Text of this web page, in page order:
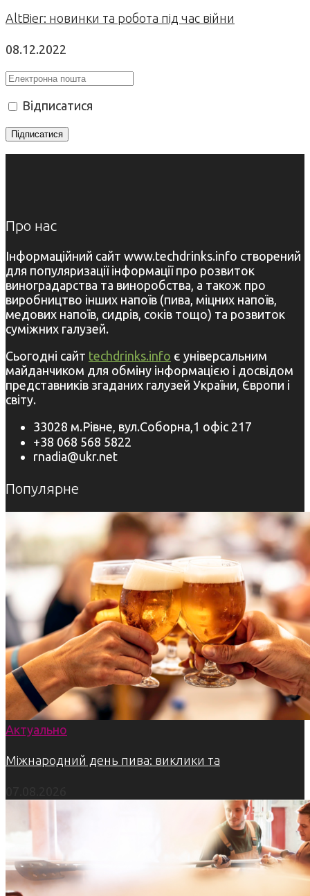
AltBier: новинки та робота під час війни
08.12.2022
Відписатися
Про нас
Інформаційний сайт www.techdrinks.info створений
для популяризації інформації про розвиток
виноградарства та виноробства, а також про
виробництво інших напоїв (пива, міцних напоїв,
медових напоїв, сидрів, соків тощо) та розвиток
суміжних галузей.
Сьогодні сайт techdrinks.info є універсальним
майданчиком для обміну інформацією і досвідом
представників згаданих галузей України, Європи і
світу.
33028 м.Рівне, вул.Соборна,1 офіс 217
+38 068 568 5822
rnadia@ukr.net
Популярне
Актуально
Міжнародний день пива: виклики та